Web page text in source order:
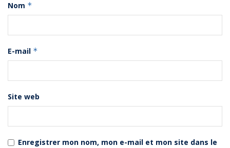
Nom *
E-mail *
Site web
Enregistrer mon nom, mon e-mail et mon site dans le